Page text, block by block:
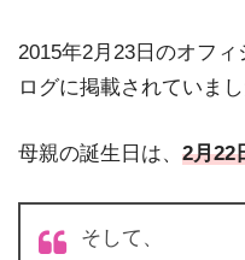
2015年2月23日のオフ
ログに掲載されていまし
母親の誕生日は、 2月22
そして、